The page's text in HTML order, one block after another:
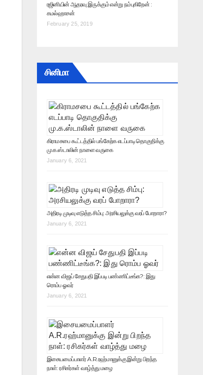
ரஜினியின் ஆதரவு இருக்கும் என்று நம்புகிறேன் :
கமல்ஹாசன்
February 25, 2019
சினிமா
கிராமசபை கூட்டத்தில் பங்கேற்க எடப்பாடி தொகுதிக்கு
மு.க.ஸ்டாலின் நாளை வருகை
January 6, 2021
அதிரடி முடிவு எடுத்த சிம்பு: அரசியலுக்கு வரப் போறாரா?
January 6, 2021
என்ன விஜய் சேதுபதி இப்படி பண்ணிட்டீங்க?: இது
ரொம்ப ஓவர்
January 6, 2021
இசையமைப்பாளர் A.R.ரஹ்மானுக்கு இன்று பிறந்த
நாள்: ரசிகர்கள் வாழ்த்து மழை